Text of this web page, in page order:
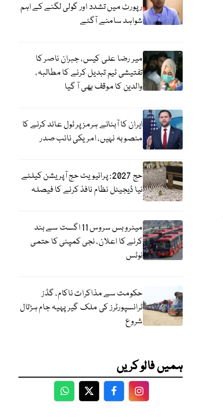
رپورٹ میں تشدد اور گولی لگنے کے اہم
شواہد سامنے آگئے
میر رضا علی کیس، جبران ناصر کا
تفتیشی ٹیم تبدیل کرنے کا مطالبہ،
والدین کا موقف بھی آ گیا
ایران کا آبنائے ہرمز پر ٹول عائد کرنے کا
منصوبہ نہیں، امریکی نائب صدر
حج 2027: پرائیویٹ حج آپریشن کیلئے
نیا ڈیجیٹل نظام نافذ کرنے کا فیصلہ
میٹرو بس سروس 11 اگست سے بند
کرنے کا اعلان، نجی کمپنی کا حتمی
نوٹس
حکومت سے مذاکرات ناکام، گڈز
ٹرانسپورٹرز کی ملک گیر پہیہ جام ہڑتال
شروع
ہمیں فالو کریں
WhatsApp
TwitterFacebookFacebook